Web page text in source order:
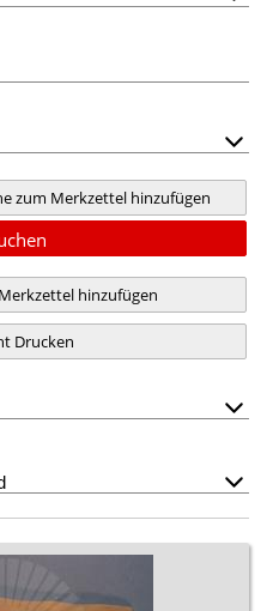
zum Merkzettel hinzufügen
hinzufügen
Drucken